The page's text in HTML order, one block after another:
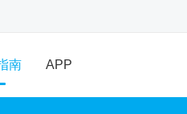
南 APP